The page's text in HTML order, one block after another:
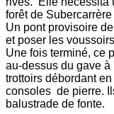
forêt de
Un pont provisoire
et poser les
Une fois terminé, ce
au-dessus du gave
trottoirs débordant
consoles de pierre.
balustrade de fonte.